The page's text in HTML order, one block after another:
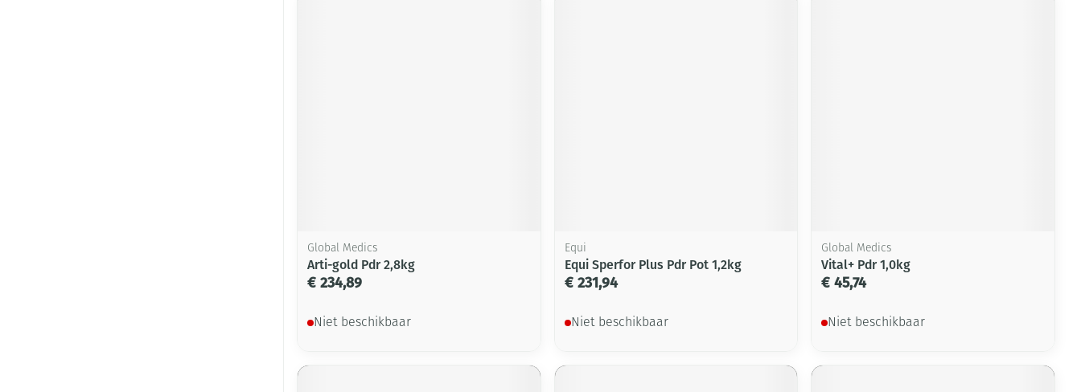
Global Medics
Arti-gold Pdr 2,8kg
€ 234,89
Niet beschikbaar
Equi
Equi Sperfor Plus Pdr Pot 1,2kg
€ 231,94
Niet beschikbaar
Global Medics
Vital+ Pdr 1,0kg
€ 45,74
Niet beschikbaar